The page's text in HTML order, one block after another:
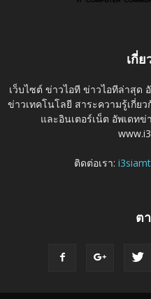
เกี่ย
เว็บไซต์ ข่าวไอที ข่าวไอทีล่าสุด
ข่าวเทคโนโลยี สาระความรู้เกี่ย
และอินเตอร์เน็ต อัพเดท
ติดต่อเรา:
ต